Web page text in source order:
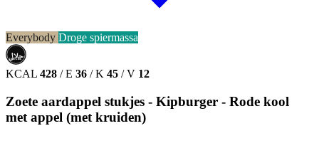
Everybody Droge spiermassa
حلال
HALAL
KCAL 428 / E 36 / K 45 / V 12
Zoete aardappel stukjes - Kipburger - Rode kool
met appel (met kruiden)